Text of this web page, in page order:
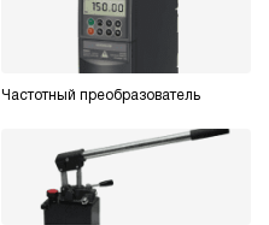
Частотный преобразователь